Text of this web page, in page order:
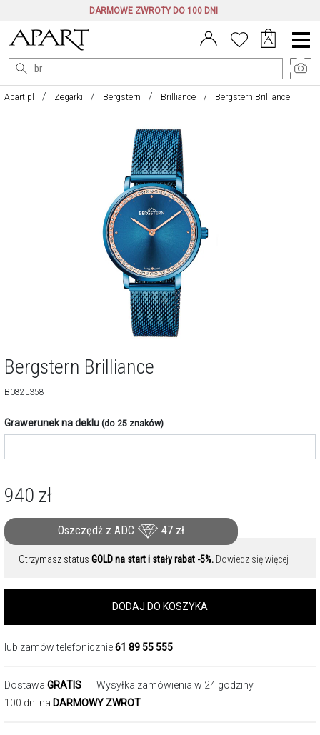
DARMOWE ZWROTY DO 100 DNI
Menu
główne
Apart.pl Zegarki Bergstern Brilliance Bergstern Brilliance
Bergstern Brilliance
B082L358
Grawerunek na deklu (do 25 znaków)
940 zł
Oszczędź z ADC 47 zł
Otrzymasz status GOLD na start i stały rabat -5%. Dowiedz się więcej
DODAJ DO KOSZYKA
lub zamów telefonicznie61 89 55 555
Dostawa GRATIS | Wysyłka zamówienia w 24 godziny
100 dni na DARMOWY ZWROT